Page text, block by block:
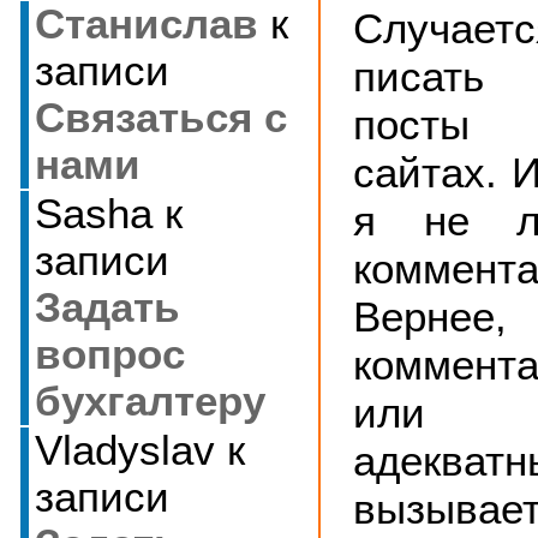
Станислав к
записи
Cвязаться с
нами
Sashaк
записи
Задать
вопрос
бухгалтеру
Vladyslavк
записи
писать
посты
сайтах.
я не
или